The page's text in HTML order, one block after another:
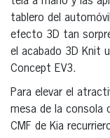
tablero del
efecto 3D tan
el acabado 3D Knit
Concept EV3.
Para elevar el
mesa de la consola
CMF de Kia